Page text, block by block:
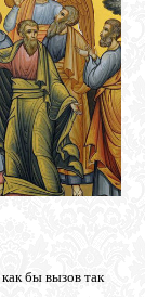
бы вызов так